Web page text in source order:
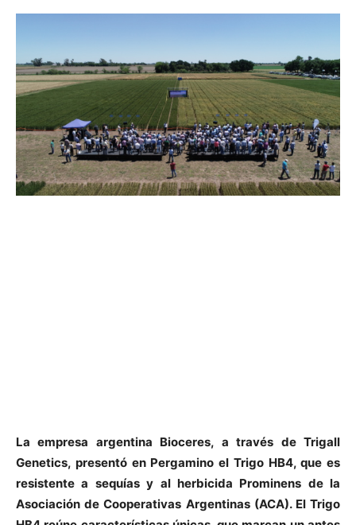
La empresa argentina Bioceres, a través de Trigall
Genetics, presentó en Pergamino el Trigo HB4, que es
resistente a sequías y al herbicida Prominens de la
Asociación de Cooperativas Argentinas (ACA). El Trigo